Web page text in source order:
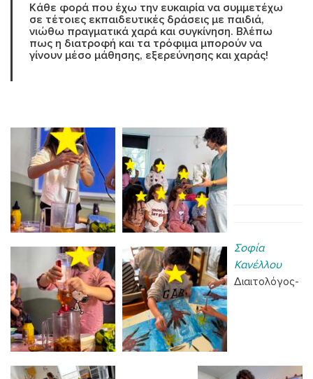
Κάθε φορά που έχω την ευκαιρία να συμμετέχω
σε τέτοιες εκπαιδευτικές δράσεις με παιδιά,
νιώθω πραγματικά χαρά και συγκίνηση. Βλέπω
πως η διατροφή και τα τρόφιμα μπορούν να
γίνουν μέσο μάθησης, εξερεύνησης και χαράς!
Σοφία
Κανέλλου
Διαιτολόγος-